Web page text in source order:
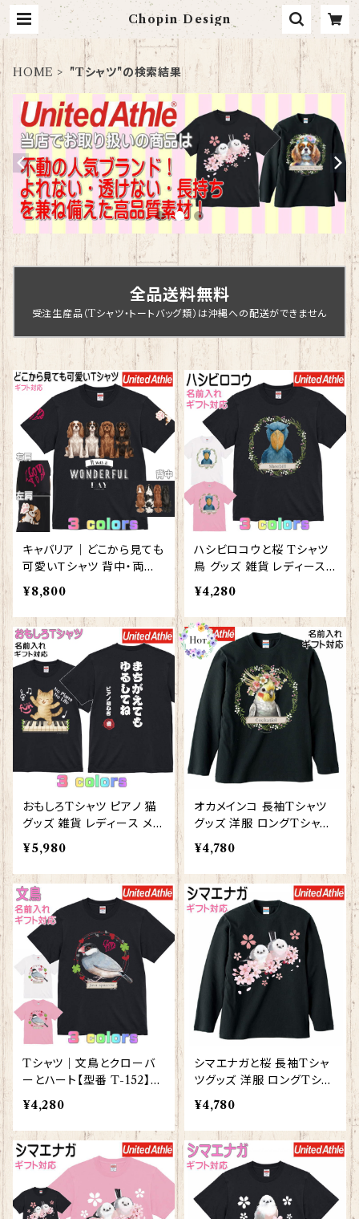
Chopin Design
HOME "Tシャツ"の検索結果
全品送料無料
受注生産品（Tシャツ・トートバッグ類）は沖縄への配送ができません
キャバリア｜どこから見ても
可愛いＴシャツ 背中・両袖
にプリント有 【型番 T-1001
4】
¥8,800
ハシビロコウと桜 Tシャツ
鳥 グッズ 雑貨 レディース
メンズ 【型番 T-10012】は
じびろこう プレゼント ギフ
ト
¥4,280
おもしろTシャツ ピアノ 猫
グッズ 雑貨 レディース メン
ズ 【型番 T-10013】ストリ
ートピアノ プレゼント ギフ
ト
¥5,980
オカメインコ 長袖Tシャツ
グッズ 洋服 ロングTシャツ
カットソー レディース メン
ズ 【型番 LT-10006】お花
の王冠シリーズ
¥4,780
Tシャツ｜文鳥とクローバ
ーとハート【型番 T-152】レ
ディース メンズ 大きいサイ
ズ グッズ KYAPIArt きゃ
ぴあーと
¥4,280
シマエナガと桜 長袖Tシャ
ツグッズ 洋服 ロングTシャ
ツ カットソー レディース メ
ンズ 【型番 LT-10011】しま
えなが プレゼント ギフト
¥4,780